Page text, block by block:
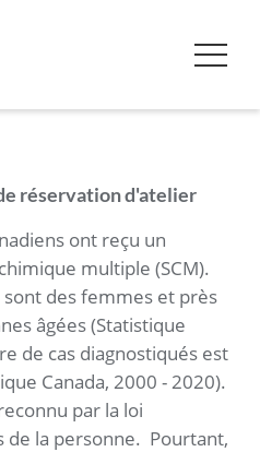
réservation d'atelier
ont reçu un
multiple (SCM).
sont des femmes et près
âgées (Statistique
de cas diagnostiqués est
Canada, 2000 - 2020).
par la loi
de la personne. Pourtant,